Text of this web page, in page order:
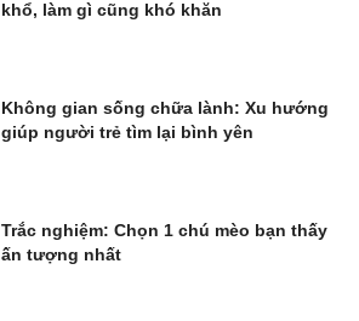
khổ, làm gì cũng khó khăn
Không gian sống chữa lành: Xu hướng
giúp người trẻ tìm lại bình yên
Trắc nghiệm: Chọn 1 chú mèo bạn thấy
ấn tượng nhất